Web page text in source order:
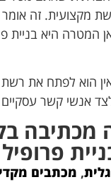
רשת מקצועית. זה
היא בניית
הוא לפתח את
אנשי קשר
מכתיבה
פרופיל
, מכתבים